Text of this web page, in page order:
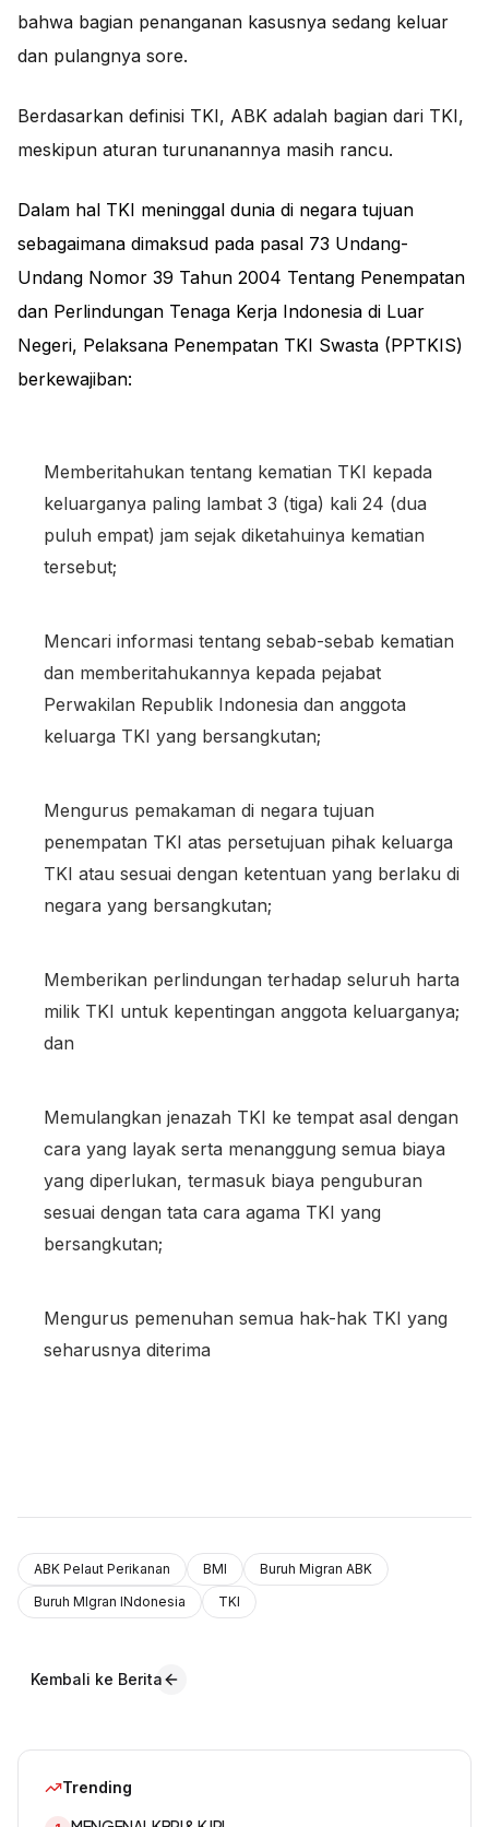
bahwa bagian penanganan kasusnya sedang keluar
dan pulangnya sore.
Berdasarkan definisi TKI, ABK adalah bagian dari TKI,
meskipun aturan turunanannya masih rancu.
Dalam hal TKI meninggal dunia di negara tujuan
sebagaimana dimaksud pada pasal 73 Undang-
Undang Nomor 39 Tahun 2004 Tentang Penempatan
dan Perlindungan Tenaga Kerja Indonesia di Luar
Negeri, Pelaksana Penempatan TKI Swasta (PPTKIS)
berkewajiban:
Memberitahukan tentang kematian TKI kepada
keluarganya paling lambat 3 (tiga) kali 24 (dua
puluh empat) jam sejak diketahuinya kematian
tersebut;
Mencari informasi tentang sebab-sebab kematian
dan memberitahukannya kepada pejabat
Perwakilan Republik Indonesia dan anggota
keluarga TKI yang bersangkutan;
Mengurus pemakaman di negara tujuan
penempatan TKI atas persetujuan pihak keluarga
TKI atau sesuai dengan ketentuan yang berlaku di
negara yang bersangkutan;
Memberikan perlindungan terhadap seluruh harta
milik TKI untuk kepentingan anggota keluarganya;
dan
Memulangkan jenazah TKI ke tempat asal dengan
cara yang layak serta menanggung semua biaya
yang diperlukan, termasuk biaya penguburan
sesuai dengan tata cara agama TKI yang
bersangkutan;
Mengurus pemenuhan semua hak-hak TKI yang
seharusnya diterima
ABK Pelaut Perikanan BMI
Buruh Migran ABK
Buruh MIgran INdonesia
TKI
Kembali ke Berita
Trending